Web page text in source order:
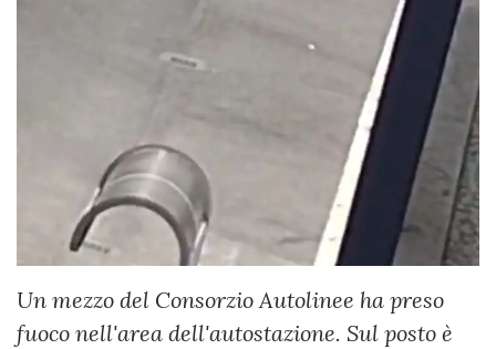
Un mezzo del Consorzio Autolinee ha preso
fuoco nell'area dell'autostazione. Sul posto è